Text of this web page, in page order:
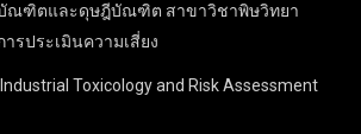
ณฑิตและดุษฎีบัณฑิต สาขาวิชาพิษวิทยา
รประเมินความเสี่ยง
Toxicology and Risk Assessment